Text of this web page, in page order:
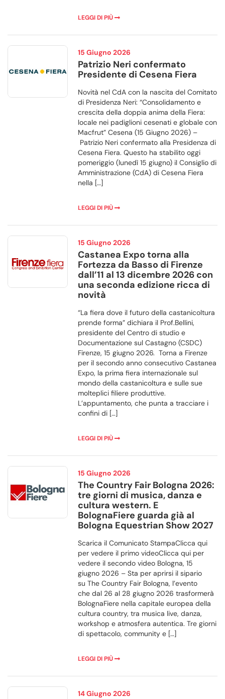
LEGGI DI PIÙ
15 Giugno 2026
Patrizio Neri confermato
Presidente di Cesena Fiera
Novità nel CdA con la nascita del Comitato
di Presidenza Neri: “Consolidamento e
crescita della doppia anima della Fiera:
locale nei padiglioni cesenati e globale con
Macfrut” Cesena (15 Giugno 2026) –
Patrizio Neri confermato alla Presidenza di
Cesena Fiera. Questo ha stabilito oggi
pomeriggio (lunedì 15 giugno) il Consiglio di
Amministrazione (CdA) di Cesena Fiera
nella […]
LEGGI DI PIÙ
15 Giugno 2026
Castanea Expo torna alla
Fortezza da Basso di Firenze
dall’11 al 13 dicembre 2026 con
una seconda edizione ricca di
novità
“La fiera dove il futuro della castanicoltura
prende forma” dichiara il Prof.Bellini,
presidente del Centro di studio e
Documentazione sul Castagno (CSDC)
Firenze, 15 giugno 2026. Torna a Firenze
per il secondo anno consecutivo Castanea
Expo, la prima fiera internazionale sul
mondo della castanicoltura e sulle sue
molteplici filiere produttive.
L’appuntamento, che punta a tracciare i
confini di […]
LEGGI DI PIÙ
15 Giugno 2026
The Country Fair Bologna 2026:
tre giorni di musica, danza e
cultura western. E
BolognaFiere guarda già al
Bologna Equestrian Show 2027
Scarica il Comunicato StampaClicca qui
per vedere il primo videoClicca qui per
vedere il secondo video Bologna, 15
giugno 2026 – Sta per aprirsi il sipario
su The Country Fair Bologna, l’evento
che dal 26 al 28 giugno 2026 trasformerà
BolognaFiere nella capitale europea della
cultura country, tra musica live, danza,
workshop e atmosfera autentica. Tre giorni
di spettacolo, community e […]
LEGGI DI PIÙ
14 Giugno 2026